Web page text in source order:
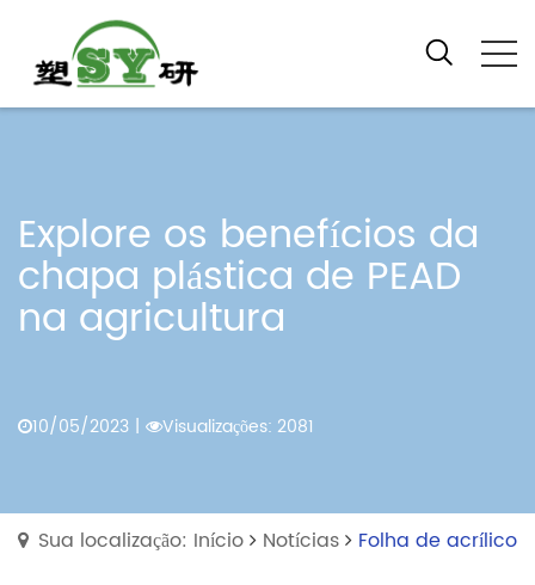
Explore os benefícios da
chapa plástica de PEAD
na agricultura
10/05/2023 | Visualizações: 2081
Sua localização: Início Notícias Folha de acrílico